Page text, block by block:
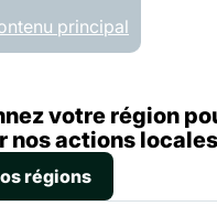
des cookies
principal
Liste des actualités
2021
votre région
nos actions
régions